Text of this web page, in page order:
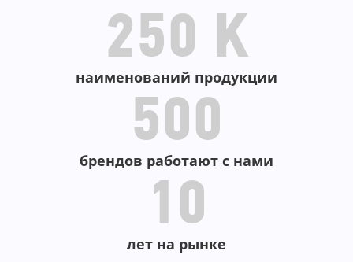
250 K
наименований продукции
500
брендов работают с нами
10
лет на рынке